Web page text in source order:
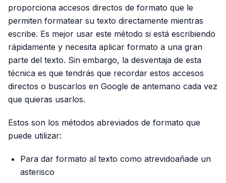
proporciona accesos directos de formato que le
permiten formatear su texto directamente mientras
escribe. Es mejor usar este método si está escribiendo
rápidamente y necesita aplicar formato a una gran
parte del texto. Sin embargo, la desventaja de esta
técnica es que tendrás que recordar estos accesos
directos o buscarlos en Google de antemano cada vez
que quieras usarlos.
Estos son los métodos abreviados de formato que
puede utilizar:
Para dar formato al texto como atrevidoañade un
asterisco